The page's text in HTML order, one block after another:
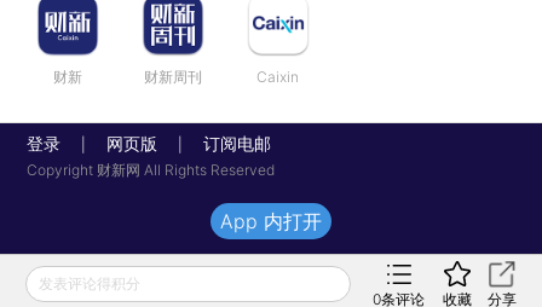
财新 财新周刊 Caixin
登录 网页版 订阅电邮
Copyright 财新网 All Rights Reserved
发表评论得积分
0条评论 收藏 分享
App 内打开